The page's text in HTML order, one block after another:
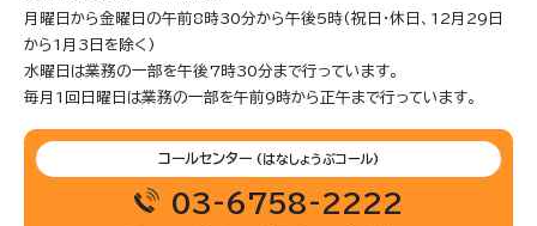
月曜日から金曜日の午前8時30分から午後5時(祝日・休日、12月29日
から1月3日を除く)
水曜日は業務の一部を午後7時30分まで行っています。
毎月1回日曜日は業務の一部を午前9時から正午まで行っています。
コールセンター (はなしょうぶコール)
03-6758-2222